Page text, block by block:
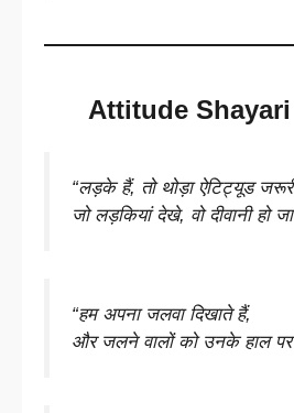
Attitude
“लड़के हैं, तो थोड़ा ऐटिट्यूड
जो लड़कियां देखे, वो दीवानी हो
“हम अपना जलवा दिखाते हैं,
और जलने वालों को उनके हाल